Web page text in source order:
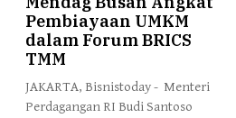
Pembiayaan UMKM
dalam Forum BRICS
TMM
JAKARTA, Bisnistoday - Menteri
Perdagangan RI Budi Santoso